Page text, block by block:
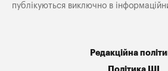
публікуються виключно в
Редакційна